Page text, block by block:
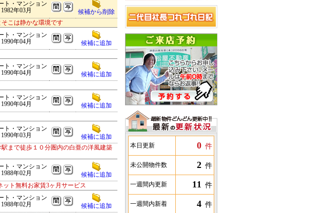
本日更新 0 件
未公開物件数 2 件
一週間内更新 11 件
一週間内新着 4 件
ト・マンション
1982年03月
候補から削除
こは静かな環境です
ト・マンション
1990年04月
候補に追加
ト・マンション
1990年04月
候補に追加
ト・マンション
1990年04月
候補に追加
ト・マンション
1990年03月
候補に追加
まで徒歩１０分圏内の白亜の洋風建築
ト・マンション
1988年02月
候補に追加
ト無料お家賃3ヶ月サービス
ト・マンション
1988年02月
候補に追加